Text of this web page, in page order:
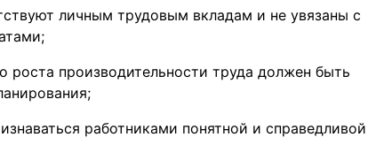
личным трудовым вкладам и не увязаны с
роста производительности труда должен быть
работниками понятной и справедливой